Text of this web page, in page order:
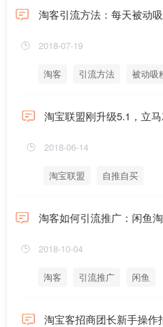
淘客引流方法：每天被动
2018-07-19
淘客 引流方法 被动吸
淘宝联盟刚升级5.1，立
2018-06-14
淘宝联盟 自推自买
淘客如何引流推广：闲鱼
2018-10-04
淘客 引流推广 闲鱼
淘宝客招商团长新手操作